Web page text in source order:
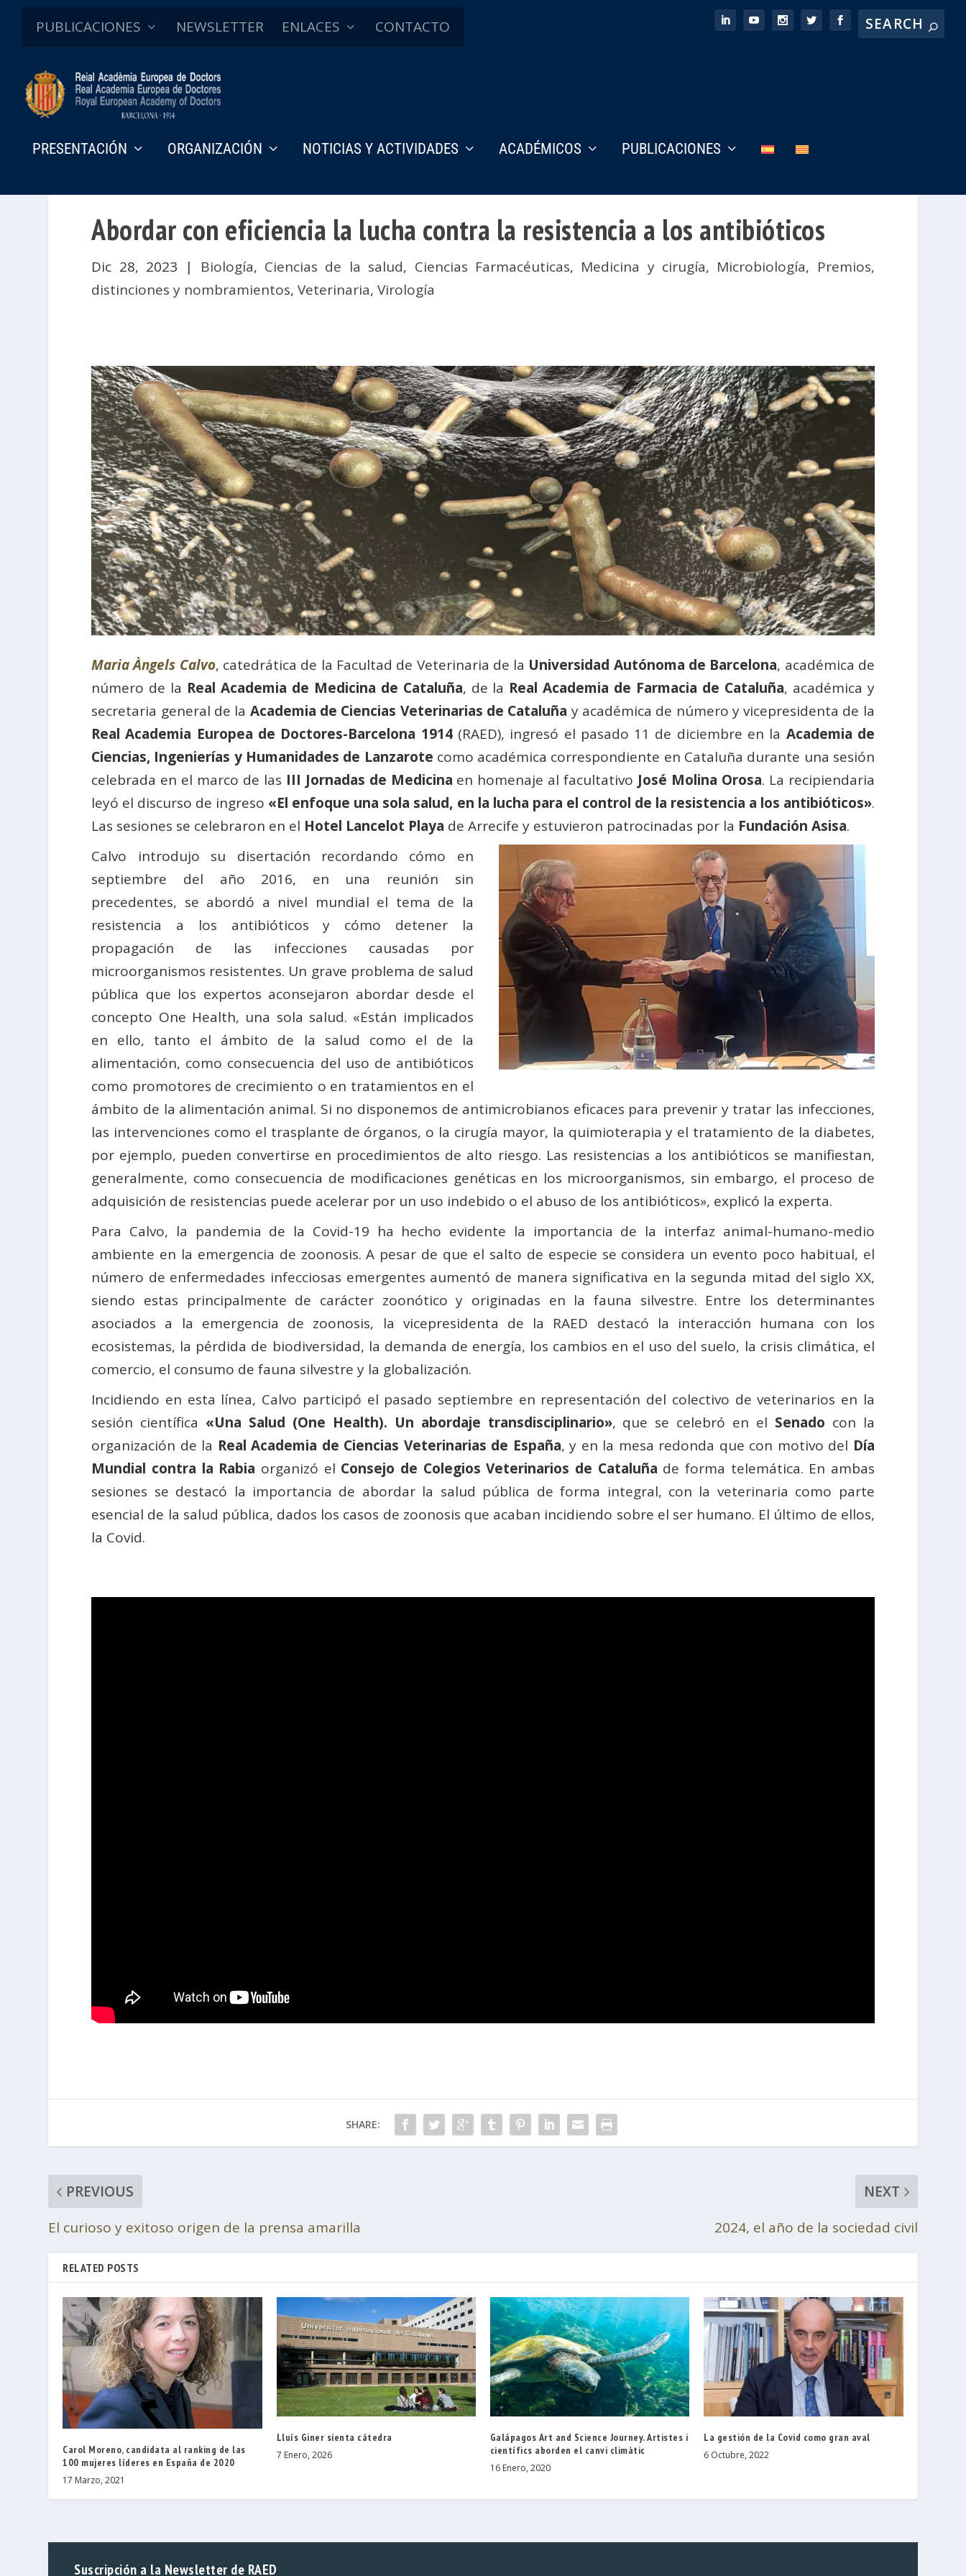
PUBLICACIONES NEWSLETTER ENLACES CONTACTO
PRESENTACIÓN ORGANIZACIÓN NOTICIAS Y ACTIVIDADES ACADÉMICOS PUBLICACIONES
Abordar con eficiencia la lucha contra la resistencia a los antibióticos
Dic 28, 2023 | Biología, Ciencias de la salud, Ciencias Farmacéuticas, Medicina y cirugía, Microbiología, Premios,
distinciones y nombramientos,Veterinaria,Virología
Maria Àngels Calvo, catedrática de la Facultad de Veterinaria de la Universidad Autónoma de Barcelona, académica de
número de la Real Academia de Medicina de Cataluña, de la Real Academia de Farmacia de Cataluña, académica y
secretaria general de la Academia de Ciencias Veterinarias de Cataluña y académica de número y vicepresidenta de la
Real Academia Europea de Doctores-Barcelona 1914(RAED), ingresó el pasado 11 de diciembre en la Academia de
Ciencias, Ingenierías y Humanidades de Lanzarote como académica correspondiente en Cataluña durante una sesión
celebrada en el marco de las III Jornadas de Medicina en homenaje al facultativo José Molina Orosa. La recipiendaria
leyó el discurso de ingreso «El enfoque una sola salud, en la lucha para el control de la resistencia a los antibióticos».
Las sesiones se celebraron en el Hotel Lancelot Playa de Arrecife y estuvieron patrocinadas por la Fundación Asisa.
Calvo introdujo su disertación recordando cómo en
septiembre del año 2016, en una reunión sin
precedentes, se abordó a nivel mundial el tema de la
resistencia a los antibióticos y cómo detener la
propagación de las infecciones causadas por
microorganismos resistentes. Un grave problema de salud
pública que los expertos aconsejaron abordar desde el
concepto One Health, una sola salud. «Están implicados
en ello, tanto el ámbito de la salud como el de la
alimentación, como consecuencia del uso de antibióticos
como promotores de crecimiento o en tratamientos en el
ámbito de la alimentación animal. Si no disponemos de antimicrobianos eficaces para prevenir y tratar las infecciones,
las intervenciones como el trasplante de órganos, o la cirugía mayor, la quimioterapia y el tratamiento de la diabetes,
por ejemplo, pueden convertirse en procedimientos de alto riesgo. Las resistencias a los antibióticos se manifiestan,
generalmente, como consecuencia de modificaciones genéticas en los microorganismos, sin embargo, el proceso de
adquisición de resistencias puede acelerar por un uso indebido o el abuso de los antibióticos», explicó la experta.
Para Calvo, la pandemia de la Covid-19 ha hecho evidente la importancia de la interfaz animal-humano-medio
ambiente en la emergencia de zoonosis. A pesar de que el salto de especie se considera un evento poco habitual, el
número de enfermedades infecciosas emergentes aumentó de manera significativa en la segunda mitad del siglo XX,
siendo estas principalmente de carácter zoonótico y originadas en la fauna silvestre. Entre los determinantes
asociados a la emergencia de zoonosis, la vicepresidenta de la RAED destacó la interacción humana con los
ecosistemas, la pérdida de biodiversidad, la demanda de energía, los cambios en el uso del suelo, la crisis climática, el
comercio, el consumo de fauna silvestre y la globalización.
Incidiendo en esta línea, Calvo participó el pasado septiembre en representación del colectivo de veterinarios en la
sesión científica «Una Salud (One Health). Un abordaje transdisciplinario», que se celebró en el Senado con la
organización de la Real Academia de Ciencias Veterinarias de España, y en la mesa redonda que con motivo del Día
Mundial contra la Rabia organizó el Consejo de Colegios Veterinarios de Cataluña de forma telemática. En ambas
sesiones se destacó la importancia de abordar la salud pública de forma integral, con la veterinaria como parte
esencial de la salud pública, dados los casos de zoonosis que acaban incidiendo sobre el ser humano. El último de ellos,
la Covid.
SHARE:
PREVIOUS
El curioso y exitoso origen de la prensa amarilla
NEXT
2024, el año de la sociedad civil
RELATED POSTS
Carol Moreno, candidata al ranking de las
100 mujeres líderes en España de 2020
17 Marzo, 2021
Lluís Giner sienta cátedra
7 Enero, 2026
Galápagos Art and Science Journey. Artistes i
científics aborden el canvi climàtic
16 Enero, 2020
La gestión de la Covid como gran aval
6 Octubre, 2022
Suscripción a la Newsletter de RAED